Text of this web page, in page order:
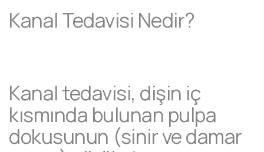
Kanal Tedavisi Nedir?
Kanal tedavisi, dişin iç
kısmında bulunan pulpa
dokusunun (sinir ve damar